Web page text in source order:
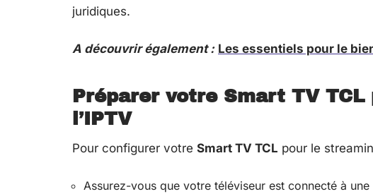
juridiques.
A découvrir également : Les essentiels pour le
Préparer votre Smart TV
l’IPTV
Pour configurer votre Smart TV TCL pour le
Assurez-vous que votre téléviseur est connecté à une